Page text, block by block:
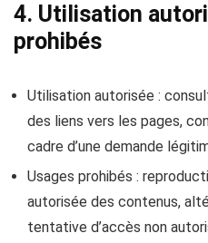
4. Utilisation
prohibés
Utilisation autorisée :
des liens vers les pages,
cadre d’une demande
Usages prohibés :
autorisée des contenus,
tentative d’accès non